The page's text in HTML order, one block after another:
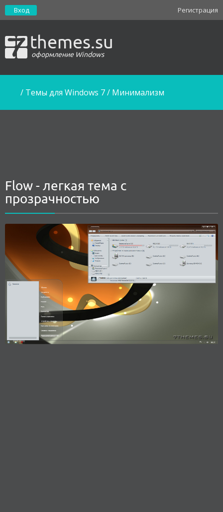
Регистрация
Вход
themes.su
оформление Windows
/ Темы для Windows 7/ Минимализм
Flow - легкая тема с
прозрачностью